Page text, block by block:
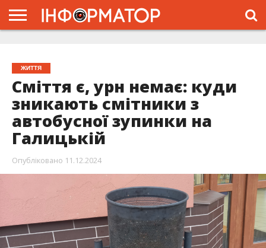
ЖИТТЯ
Сміття є, урн немає: куди
зникають смітники з
автобусної зупинки на
Галицькій
Опубліковано 11.12.2024